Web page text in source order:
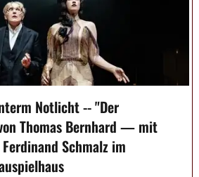
Notlicht -- "Der
Thomas Bernhard — mit
Schmalz im